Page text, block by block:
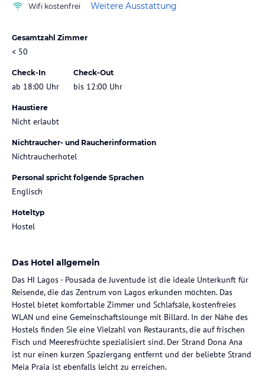
Wifi kostenfrei Weitere Ausstattung
Gesamtzahl Zimmer
< 50
Check-In
ab 18:00 Uhr
Check-Out
bis 12:00 Uhr
Haustiere
Nicht erlaubt
Nichtraucher- und Raucherinformation
Nichtraucherhotel
Personal spricht folgende Sprachen
Englisch
Hoteltyp
Hostel
Das Hotel allgemein
Das HI Lagos - Pousada de Juventude ist die ideale Unterkunft für
Reisende, die das Zentrum von Lagos erkunden möchten. Das
Hostel bietet komfortable Zimmer und Schlafsäle, kostenfreies
WLAN und eine Gemeinschaftslounge mit Billard. In der Nähe des
Hostels finden Sie eine Vielzahl von Restaurants, die auf frischen
Fisch und Meeresfrüchte spezialisiert sind. Der Strand Dona Ana
ist nur einen kurzen Spaziergang entfernt und der beliebte Strand
Meia Praia ist ebenfalls leicht zu erreichen.